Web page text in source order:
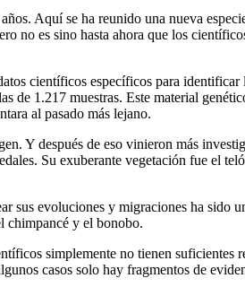
Aquí se ha reunido una nueva
no es sino hasta ahora que los
científicos específicos para identificar
1.217 muestras. Este material
al pasado más lejano.
Y después de eso vinieron más
Su exuberante vegetación fue el
sus evoluciones y migraciones ha sido
chimpancé y el bonobo.
simplemente no tienen suficientes
casos solo hay fragmentos de